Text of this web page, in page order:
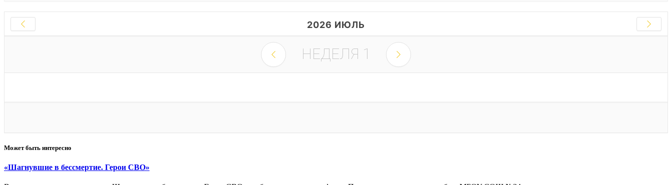
2026 ИЮЛЬ
НЕДЕЛЯ 1
Может быть интересно
«Шагнувшие в бессмертие. Герои СВО»